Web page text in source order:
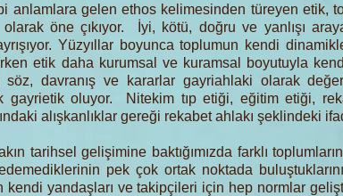
anlamlara gelen ethos kelimesinden türeyen etik,
öne çıkıyor. İyi, kötü, doğru ve yanlışı
Yüzyıllar boyunca toplumun kendi
etik daha kurumsal ve kuramsal boyutuyla
söz, davranış ve kararlar gayriahlaki olarak
gayrietik oluyor. Nitekim tıp etiği, eğitim etiği,
alışkanlıklar gereği rekabet ahlakı şeklindeki
tarihsel gelişimine baktığımızda farklı
pek çok ortak noktada
yandaşları ve takipçileri için hep normlar